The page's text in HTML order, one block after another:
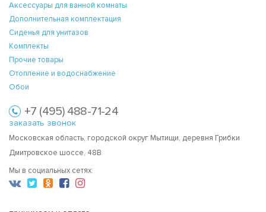
Аксессуары для ванной комнаты
Дополнительная комплектация
Сиденья для унитазов
Комплекты
Прочие товары
Отопление и водоснабжение
Обои
+7 (495) 488-71-24
заказать звонок
Московская область, городской округ Мытищи, деревня Грибки
Дмитровское шоссе, 48В
Мы в социальных сетях: